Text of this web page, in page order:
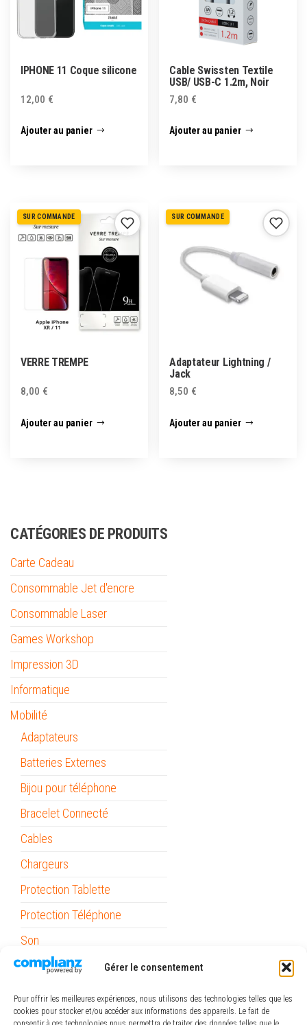
Gérer le consentement
Pour offrir les meilleures expériences, nous utilisons des technologies telles que les
cookies pour stocker et/ou accéder aux informations des appareils. Le fait de
IPHONE 11 Coque silicone
12,00 €
Ajouter au panier
Cable Swissten Textile
USB/ USB-C 1.2m, Noir
7,80 €
Ajouter au panier
SUR COMMANDE
VERRE TREMPE
8,00 €
Ajouter au panier
SUR COMMANDE
Adaptateur Lightning /
Jack
8,50 €
Ajouter au panier
CATÉGORIES DE PRODUITS
Carte Cadeau
Consommable Jet d'encre
Consommable Laser
Games Workshop
Impression 3D
Informatique
Mobilité
Adaptateurs
Batteries Externes
Bijou pour téléphone
Bracelet Connecté
Cables
Chargeurs
Protection Tablette
Protection Téléphone
Son
Stylets
Support Voiture
Outils